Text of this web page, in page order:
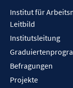
Institut für
Leitbild
Institutsleitung
Befragungen
Projekte